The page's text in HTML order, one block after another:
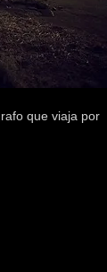
que viaja por